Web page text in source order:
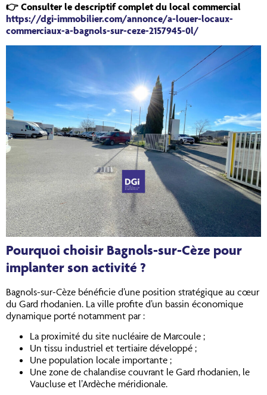
👉 Consulter le descriptif complet du local commercial
https://dgi-immobilier.com/annonce/a-louer-locaux-
commerciaux-a-bagnols-sur-ceze-2157945-0l/
Pourquoi choisir Bagnols-sur-Cèze pour
implanter son activité ?
Bagnols-sur-Cèze bénéficie d’une position stratégique au cœur
du Gard rhodanien. La ville profite d’un bassin économique
dynamique porté notamment par :
La proximité du site nucléaire de Marcoule ;
Un tissu industriel et tertiaire développé ;
Une population locale importante ;
Une zone de chalandise couvrant le Gard rhodanien, le
Vaucluse et l’Ardèche méridionale.